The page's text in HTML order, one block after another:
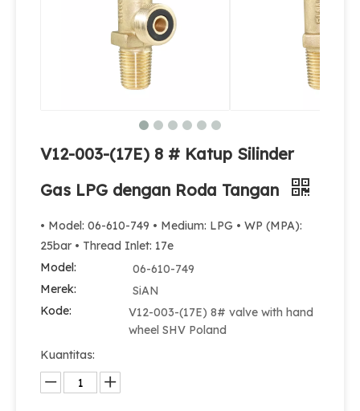
Barbekyu Menggunakan Pressure Relief Brass LPG Valve
V12-003-(17E) 8 # Katup Silinder
Gas LPG dengan Roda Tangan
• Model: 06-610-749 • Medium: LPG • WP (MPA):
25bar • Thread Inlet: 17e
Model:
06-610-749
Merek:
SiAN
Kode:
V12-003-(17E) 8# valve with hand
wheel SHV Poland
Kuantitas: